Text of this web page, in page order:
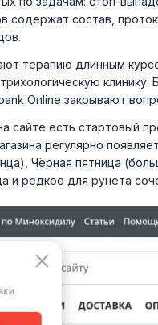
содержат состав,
терапию длинным
Online закрывают
сайте есть стартовый
регулярно
Чёрная пятница
редкое для рунета